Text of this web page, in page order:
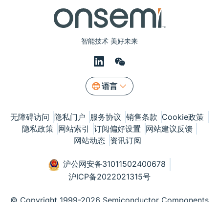
智能技术 美好未来
语言
无障碍访问 隐私门户 服务协议 销售条款 Cookie政策
隐私政策 网站索引 订阅偏好设置 网站建议反馈
网站动态 资讯订阅
沪公网安备31011502400678
沪ICP备2022021315号